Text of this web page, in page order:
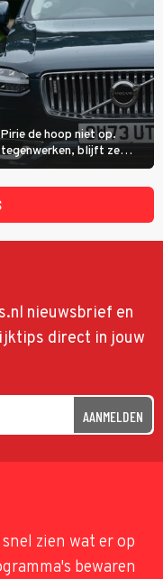
de hoop niet op.
blijft ze
van Karen Pirie leidt het
nieuwsbrief en
direct in jouw
AANMELDEN
zien wat er op
bewaren